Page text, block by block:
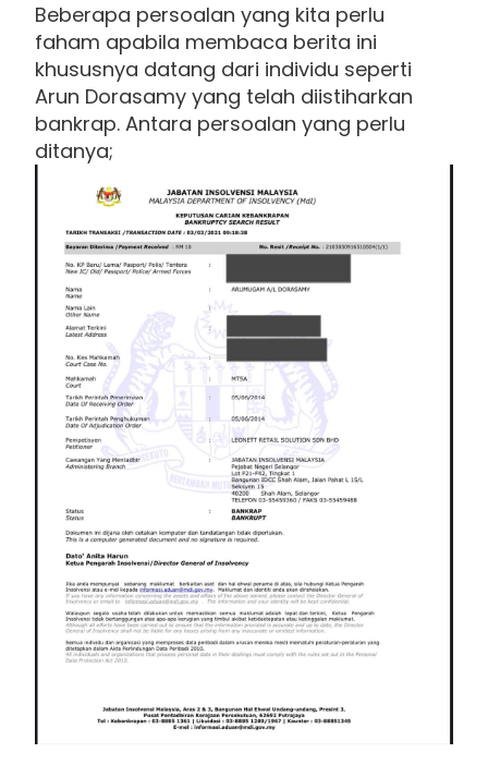
Beberapa persoalan yang kita perlu
faham apabila membaca berita ini
khususnya datang dari individu seperti
Arun Dorasamy yang telah diistiharkan
bankrap. Antara persoalan yang perlu
ditanya;